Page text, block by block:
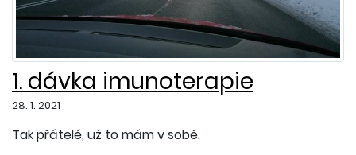
1. dávka imunoterapie
28. 1. 2021
Tak přátelé, už to mám v sobě.